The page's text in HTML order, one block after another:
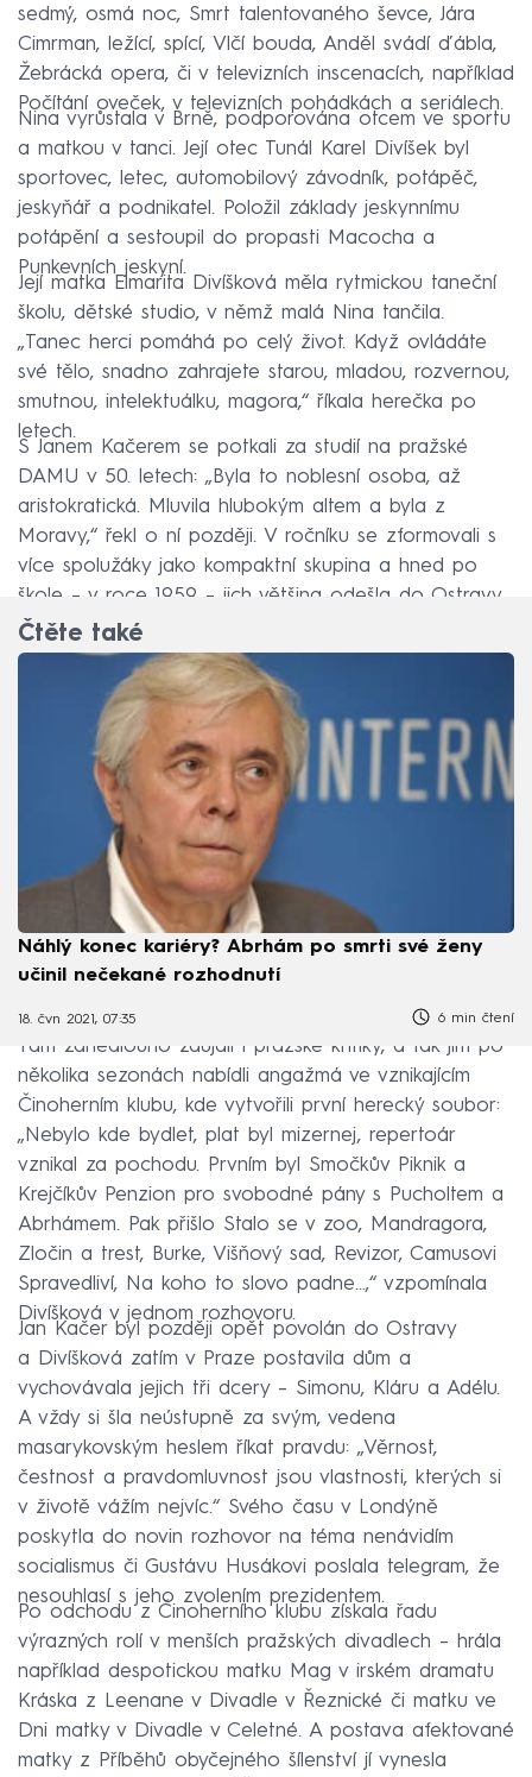
sedmý, osmá noc, Smrt talentovaného ševce, Jára
Cimrman, ležící, spící, Vlčí bouda, Anděl svádí ďábla,
Žebrácká opera, či v televizních inscenacích, například
Počítání oveček, v televizních pohádkách a seriálech.
Nina vyrůstala v Brně, podporována otcem ve sportu
a matkou v tanci. Její otec Tunál Karel Divíšek byl
sportovec, letec, automobilový závodník, potápěč,
jeskyňář a podnikatel. Položil základy jeskynnímu
potápění a sestoupil do propasti Macocha a
Punkevních jeskyní.
Její matka Elmarita Divíšková měla rytmickou taneční
školu, dětské studio, v němž malá Nina tančila.
„Tanec herci pomáhá po celý život. Když ovládáte
své tělo, snadno zahrajete starou, mladou, rozvernou,
smutnou, intelektuálku, magora,“ říkala herečka po
letech.
S Janem Kačerem se potkali za studií na pražské
DAMU v 50. letech: „Byla to noblesní osoba, až
aristokratická. Mluvila hlubokým altem a byla z
Moravy,“ řekl o ní později. V ročníku se zformovali s
více spolužáky jako kompaktní skupina a hned po
škole –⁠ v roce 1959 –⁠ jich většina odešla do Ostravy.
Čtěte také
Náhlý konec kariéry? Abrhám po smrti své ženy
učinil nečekané rozhodnutí
18. čvn 2021, 07:35 6 min čtení
Tam zanedlouho zaujali i pražské kritiky, a tak jim po
několika sezonách nabídli angažmá ve vznikajícím
Činoherním klubu, kde vytvořili první herecký soubor:
„Nebylo kde bydlet, plat byl mizernej, repertoár
vznikal za pochodu. Prvním byl Smočkův Piknik a
Krejčíkův Penzion pro svobodné pány s Pucholtem a
Abrhámem. Pak přišlo Stalo se v zoo, Mandragora,
Zločin a trest, Burke, Višňový sad, Revizor, Camusovi
Spravedliví, Na koho to slovo padne...,“ vzpomínala
Divíšková v jednom rozhovoru.
Jan Kačer byl později opět povolán do Ostravy
a Divíšková zatím v Praze postavila dům a
vychovávala jejich tři dcery – Simonu, Kláru a Adélu.
A vždy si šla neústupně za svým, vedena
masarykovským heslem říkat pravdu: „Věrnost,
čestnost a pravdomluvnost jsou vlastnosti, kterých si
v životě vážím nejvíc.“ Svého času v Londýně
poskytla do novin rozhovor na téma nenávidím
socialismus či Gustávu Husákovi poslala telegram, že
nesouhlasí s jeho zvolením prezidentem.
Po odchodu z Činoherního klubu získala řadu
výrazných rolí v menších pražských divadlech – hrála
například despotickou matku Mag v irském dramatu
Kráska z Leenane v Divadle v Řeznické či matku ve
Dni matky v Divadle v Celetné. A postava afektované
matky z Příběhů obyčejného šílenství jí vynesla